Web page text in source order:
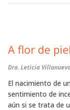
A flor de piel
Dra. Leticia
El nacimiento de
sentimiento de
aún si se trata de